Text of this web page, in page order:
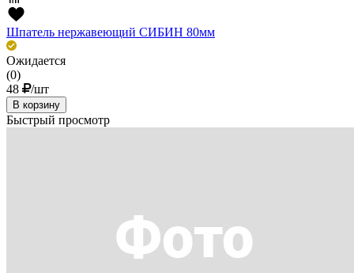
Шпатель нержавеющий СИБИН 80мм
Ожидается
(0)
48
/шт
В корзину
Быстрый просмотр